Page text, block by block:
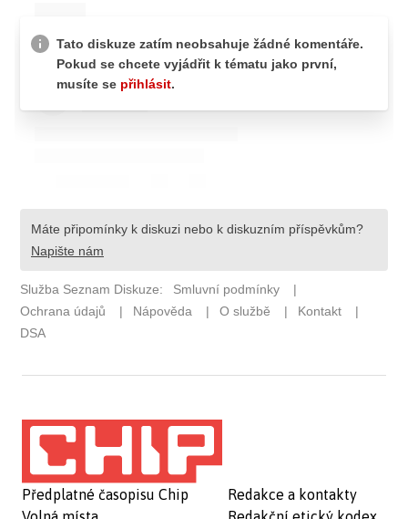
Předplatné časopisu Chip
Redakce a kontakty